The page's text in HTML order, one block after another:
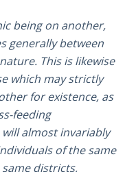
being on another,
generally between
This is likewise
which may strictly
for existence, as
feeding
almost invariably
of the same
districts,